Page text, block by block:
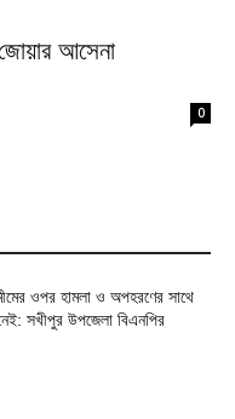
আসেনা
0
ওপর হামলা ও অপহরণের সাথে
সখীপুর উপজেলা বিএনপির